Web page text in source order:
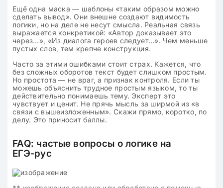
Ещё одна маска — шаблоны «таким образом можно
сделать вывод». Они внешне создают видимость
логики, но на деле не несут смысла. Реальная связь
выражается конкретикой: «Автор доказывает это
через…», «Из диалога героев следует…». Чем меньше
пустых слов, тем крепче конструкция.
Часто за этими ошибками стоит страх. Кажется, что
без сложных оборотов текст будет слишком простым.
Но простота — не враг, а признак контроля. Если ты
можешь объяснить трудное простым языком, то ты
действительно понимаешь тему. Эксперт это
чувствует и ценит. Не прячь мысль за ширмой из «в
связи с вышеизложенным». Скажи прямо, коротко, по
делу. Это приносит баллы.
FAQ: частые вопросы о логике на
ЕГЭ‑рус